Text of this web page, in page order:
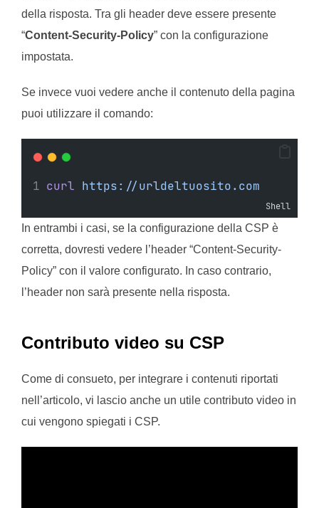
della risposta. Tra gli header deve essere presente
“Content-Security-Policy” con la configurazione
impostata.
Se invece vuoi vedere anche il contenuto della pagina
puoi utilizzare il comando:
curl https://urldeltuosito.com
Shell
In entrambi i casi, se la configurazione della CSP è
corretta, dovresti vedere l’header “Content-Security-
Policy” con il valore configurato. In caso contrario,
l’header non sarà presente nella risposta.
Contributo video su CSP
Come di consueto, per integrare i contenuti riportati
nell’articolo, vi lascio anche un utile contributo video in
cui vengono spiegati i CSP.